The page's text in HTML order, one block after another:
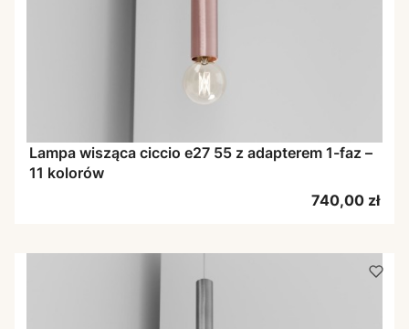
Lampa wisząca ciccio e27 55 z adapterem 1-faz –
11 kolorów
Cena
740,00 zł